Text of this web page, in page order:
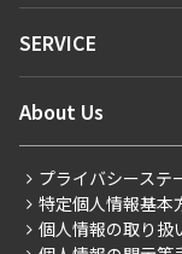
新着情報から探す
新着募集情報
こだわりから探す
こだわり一覧
マンションレポー
住まいのコラム
SERVICE
会員ページ
ご入居・提携サー
お部屋探しから
About Us
会社情報
事業案内
プライバシーステ
特定個人情報基本
個人情報の取り扱